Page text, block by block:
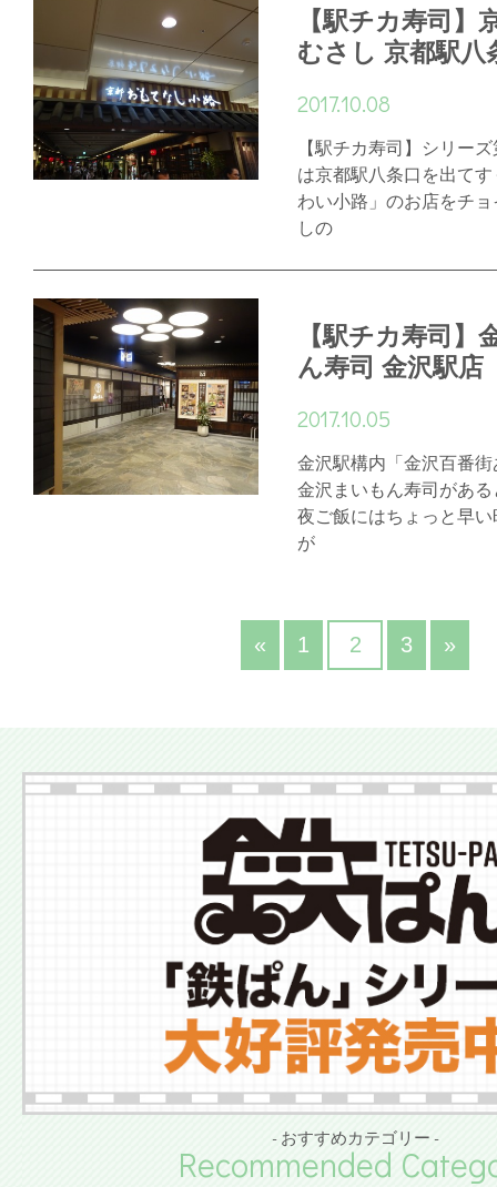
【駅チカ寿司】
むさし 京都駅八
2017.10.08
【駅チカ寿司】シリー
は京都駅八条口を出て
わい小路」のお店をチ
しの
【駅チカ寿司】
ん寿司 金沢駅店
2017.10.05
金沢駅構内「金沢百番
金沢まいもん寿司があ
夜ご飯にはちょっと早
が
« 1 2 3 »
- おすすめカテゴリー -
Recommended